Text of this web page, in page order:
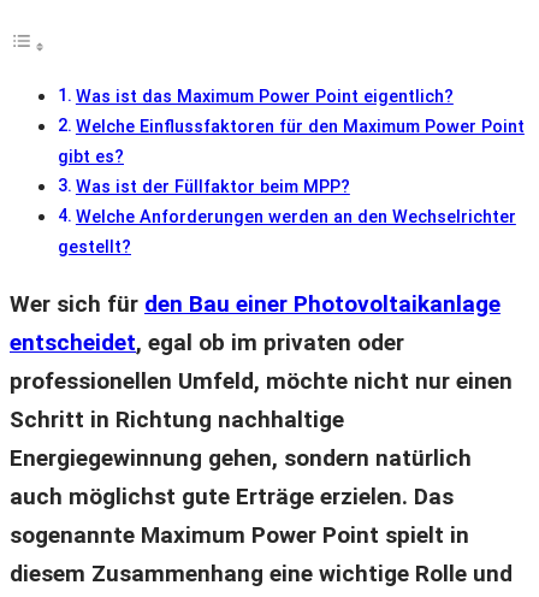
Was ist das Maximum Power Point eigentlich?
Welche Einflussfaktoren für den Maximum Power Point
gibt es?
Was ist der Füllfaktor beim MPP?
Welche Anforderungen werden an den Wechselrichter
gestellt?
Wer sich für den Bau einer Photovoltaikanlage
entscheidet, egal ob im privaten oder
professionellen Umfeld, möchte nicht nur einen
Schritt in Richtung nachhaltige
Energiegewinnung gehen, sondern natürlich
auch möglichst gute Erträge erzielen. Das
sogenannte Maximum Power Point spielt in
diesem Zusammenhang eine wichtige Rolle und